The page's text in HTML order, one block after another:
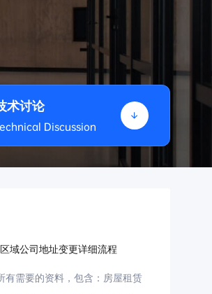
术讨论
Discussion
域公司地址变更详细流程
有需要的资料，包含：房屋租赁